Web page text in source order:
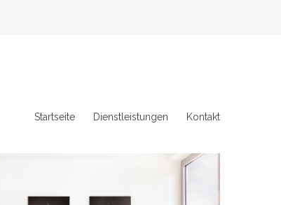
Startseite Dienstleistungen Kontakt